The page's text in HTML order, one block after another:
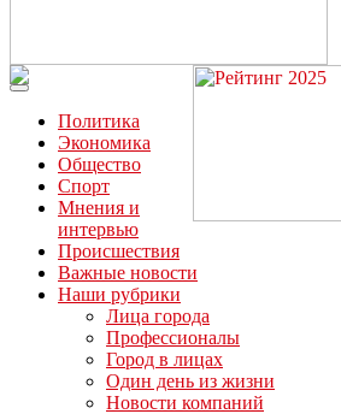
Читайте последние новости дня в
“ЗаНовомосковск”
Политика
Экономика
Общество
Спорт
Мнения и
интервью
Происшествия
Важные новости
Наши рубрики
Лица города
Профессионалы
Город в лицах
Один день из жизни
Новости компаний